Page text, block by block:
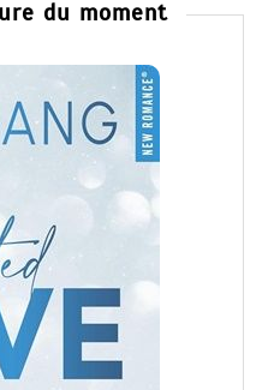
du moment